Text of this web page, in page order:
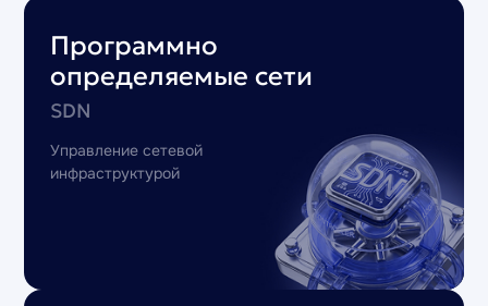
Программно
определяемые сети
SDN
Управление сетевой
инфраструктурой